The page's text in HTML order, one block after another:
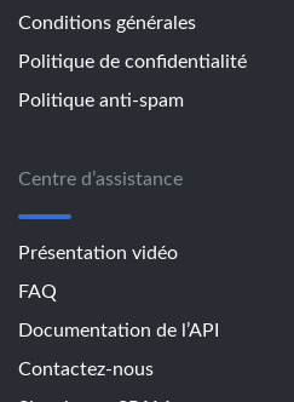
Conditions générales
Politique de confidentialité
Politique anti-spam
Centre d’assistance
Présentation vidéo
FAQ
Documentation de l’API
Contactez-nous